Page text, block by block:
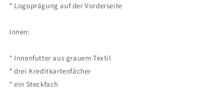
* Logoprägung auf der Vorderseite
Innen:
* Innenfutter aus grauem Textil
* drei Kreditkartenfächer
* ein Steckfach